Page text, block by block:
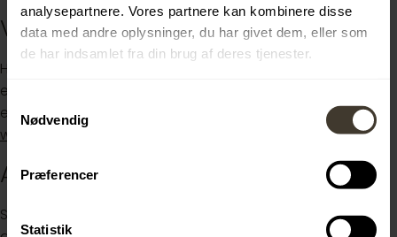
analysepartnere. Vores partnere kan kombinere disse
data med andre oplysninger, du har givet dem, eller som
de har indsamlet fra din brug af deres tjenester.
Nødvendig
Præferencer
Statistik
Vil du vide mere?
Har du spørgsmål til os, kan du kontakte overordnet
elevansvarlig Pernille Lynard-Weltz på tlf.:
e-mail:pl.hr@cbs.dk
. Du kan søge flere oplysninger på
www.cbs.dk
Ansøgningsfrist
Send din ansøgning og bilag til os, så vi har det senest